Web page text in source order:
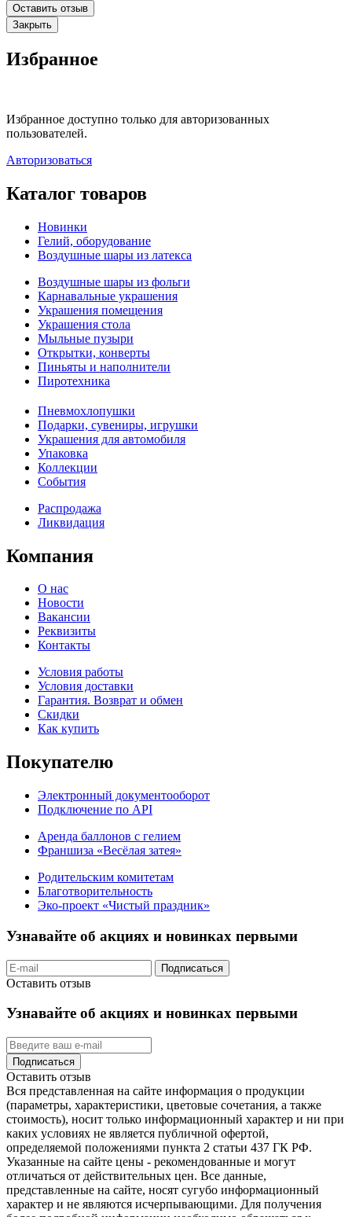
Оставить отзыв
Закрыть
Избранное
Избранное доступно только для авторизованных
пользователей.
Авторизоваться
Каталог товаров
Новинки
Гелий, оборудование
Воздушные шары из латекса
Воздушные шары из фольги
Карнавальные украшения
Украшения помещения
Украшения стола
Мыльные пузыри
Открытки, конверты
Пиньяты и наполнители
Пиротехника
Пневмохлопушки
Подарки, сувениры, игрушки
Украшения для автомобиля
Упаковка
Коллекции
События
Распродажа
Ликвидация
Компания
О нас
Новости
Вакансии
Реквизиты
Контакты
Условия работы
Условия доставки
Гарантия. Возврат и обмен
Скидки
Как купить
Покупателю
Электронный документооборот
Подключение по API
Аренда баллонов с гелием
Франшиза «Весёлая затея»
Родительским комитетам
Благотворительность
Эко-проект «Чистый праздник»
Узнавайте об акциях и новинках первыми
Подписаться
Оставить отзыв
Узнавайте об акциях и новинках первыми
Подписаться
Оставить отзыв
Вся представленная на сайте информация о продукции
(параметры, характеристики, цветовые сочетания, а также
стоимость), носит только информационный характер и ни при
каких условиях не является публичной офертой,
определяемой положениями пункта 2 статьи 437 ГК РФ.
Указанные на сайте цены - рекомендованные и могут
отличаться от действительных цен. Все данные,
представленные на сайте, носят сугубо информационный
характер и не являются исчерпывающими. Для получения